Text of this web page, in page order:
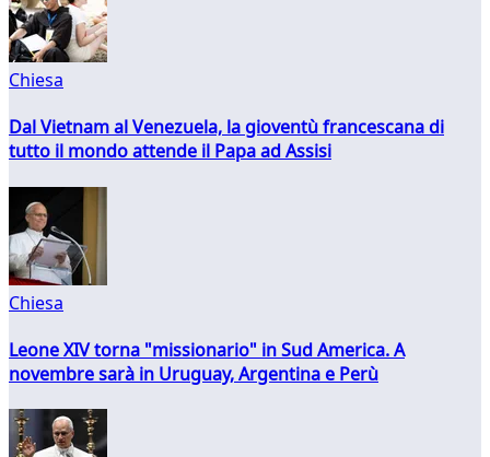
Chiesa
Dal Vietnam al Venezuela, la gioventù francescana di
tutto il mondo attende il Papa ad Assisi
Chiesa
Leone XIV torna "missionario" in Sud America. A
novembre sarà in Uruguay, Argentina e Perù